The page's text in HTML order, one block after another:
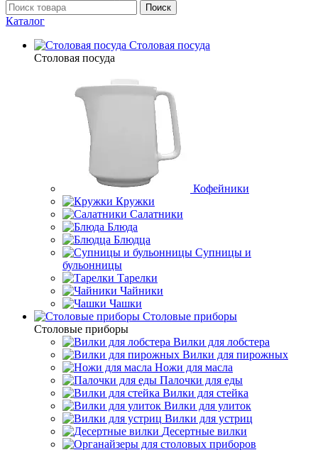
Поиск
Каталог
Столовая посуда
Столовая посуда
Кофейники
Кружки
Салатники
Блюда
Блюдца
Супницы и
бульонницы
Тарелки
Чайники
Чашки
Cтоловые приборы
Cтоловые приборы
Вилки для лобстера
Вилки для пирожных
Ножи для масла
Палочки для еды
Вилки для стейка
Вилки для улиток
Вилки для устриц
Десертные вилки